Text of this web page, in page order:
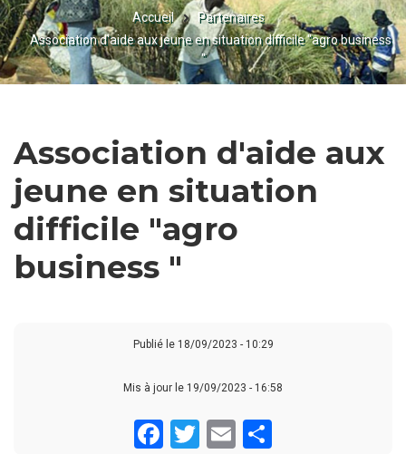
FIL
D'ARIANE
Accueil
Partenaires
Association d'aide aux jeune en situation difficile "agro business
"
Association d'aide aux
jeune en situation
difficile "agro
business "
Publié le 18/09/2023 - 10:29
Mis à jour le 19/09/2023 - 16:58
Facebook
Twitter
Email